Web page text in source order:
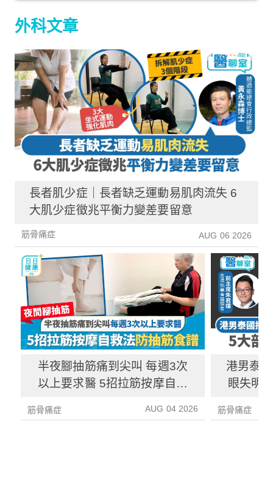
外科文章
長者肌少症｜長者缺乏運動易肌肉流失 6
大肌少症徵兆平衡力變差要留意
筋骨痛症 AUG 06 2026
半夜腳抽筋痛到尖叫 每週3次
以上要求醫 5招拉筋按摩自救
筋骨痛症 AUG 04 2026
港男泰
眼失明
筋骨痛症